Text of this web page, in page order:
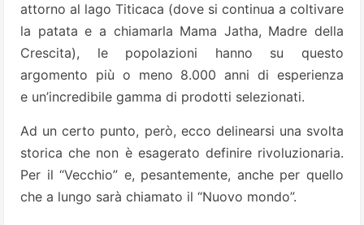
attorno al lago Titicaca (dove si continua a coltivare
la patata e a chiamarla Mama Jatha, Madre della
Crescita), le popolazioni hanno su questo
argomento più o meno 8.000 anni di esperienza
e un’incredibile gamma di prodotti selezionati.
Ad un certo punto, però, ecco delinearsi una svolta
storica che non è esagerato definire rivoluzionaria.
Per il “Vecchio” e, pesantemente, anche per quello
che a lungo sarà chiamato il “Nuovo mondo”.